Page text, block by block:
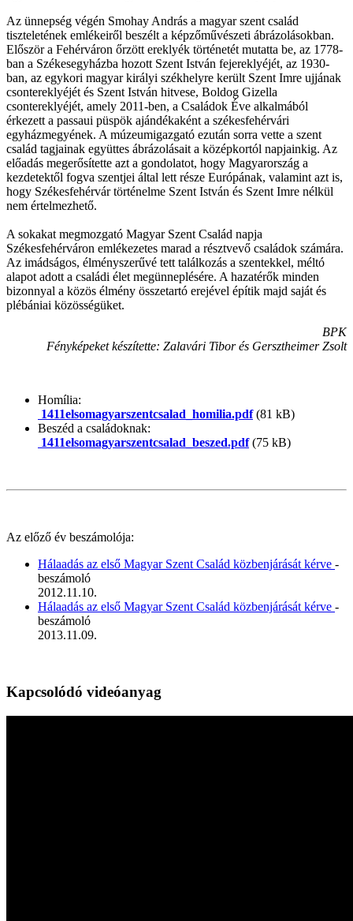
Az ünnepség végén Smohay András a magyar szent család
tiszteletének emlékeiről beszélt a képzőművészeti ábrázolásokban.
Először a Fehérváron őrzött ereklyék történetét mutatta be, az 1778-
ban a Székesegyházba hozott Szent István fejereklyéjét, az 1930-
ban, az egykori magyar királyi székhelyre került Szent Imre ujjának
csontereklyéjét és Szent István hitvese, Boldog Gizella
csontereklyéjét, amely 2011-ben, a Családok Éve alkalmából
érkezett a passaui püspök ajándékaként a székesfehérvári
egyházmegyének. A múzeumigazgató ezután sorra vette a szent
család tagjainak együttes ábrázolásait a középkortól napjainkig. Az
előadás megerősítette azt a gondolatot, hogy Magyarország a
kezdetektől fogva szentjei által lett része Európának, valamint azt is,
hogy Székesfehérvár történelme Szent István és Szent Imre nélkül
nem értelmezhető.
A sokakat megmozgató Magyar Szent Család napja
Székesfehérváron emlékezetes marad a résztvevő családok számára.
Az imádságos, élményszerűvé tett találkozás a szentekkel, méltó
alapot adott a családi élet megünneplésére. A hazatérők minden
bizonnyal a közös élmény összetartó erejével építik majd saját és
plébániai közösségüket.
BPK
Fényképeket készítette: Zalavári Tibor és Gersztheimer Zsolt
Homília:
1411elsomagyarszentcsalad_homilia.pdf(81 kB)
Beszéd a családoknak:
1411elsomagyarszentcsalad_beszed.pdf(75 kB)
Az előző év beszámolója:
Hálaadás az első Magyar Szent Család közbenjárását kérve -
beszámoló
2012.11.10.
Hálaadás az első Magyar Szent Család közbenjárását kérve -
beszámoló
2013.11.09.
Kapcsolódó videóanyag